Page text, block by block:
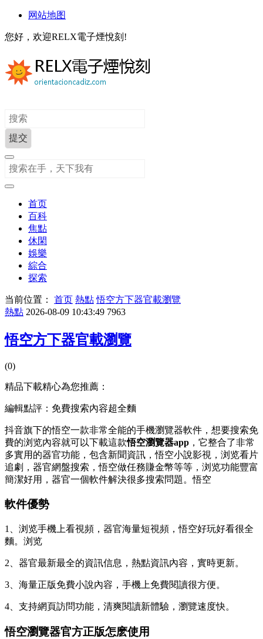
网站地图
您好，欢迎RELX電子煙悅刻!
首页
百科
焦點
休閑
娛樂
綜合
探索
当前位置： 首页 熱點 悟空方下器官載瀏覽
熱點 2026-08-09 10:43:49 7963
悟空方下器官載瀏覽
(0)
精品下載精心為您推薦：
編輯點評：免費搜索內容超全麵
抖音旗下的悟空一款非常全能的手機瀏覽器軟件，想要搜索免
費的浏览內容就可以下載這款悟空瀏覽器app ，它整合了非常
多實用的器官功能，包含新聞資訊，悟空小說影視，浏览看片
追劇，器官網盤搜索，悟空做任務賺金幣等等，浏览功能豐富
簡潔好用，器官一個軟件解決很多搜索問題。悟空
軟件優勢
1、浏览手機上看視頻，器官海量短視頻，悟空好玩好看很全
麵。浏览
2、器官最新最全的資訊信息，熱點資訊內容，實時更新。
3、海量正版免費小說內容，手機上免費閱讀很方便。
4、支持網頁訪問功能，清爽閱讀新體驗，瀏覽速度快。
悟空瀏覽器官方正版怎麽使用